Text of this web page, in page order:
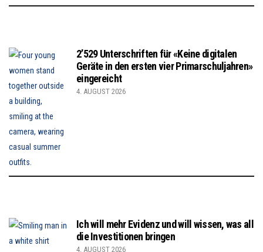
2’529 Unterschriften für «Keine digitalen
Geräte in den ersten vier Primarschuljahren»
eingereicht
4. AUGUST 2026
Ich will mehr Evidenz und will wissen, was all
die Investitionen bringen
4. AUGUST 2026